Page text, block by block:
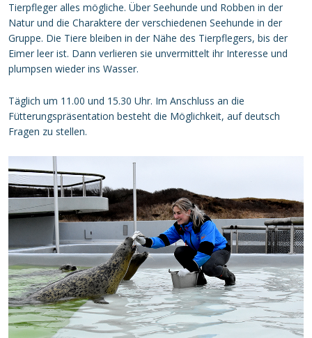
Tierpfleger alles mögliche. Über Seehunde und Robben in der
Natur und die Charaktere der verschiedenen Seehunde in der
Gruppe. Die Tiere bleiben in der Nähe des Tierpflegers, bis der
Eimer leer ist. Dann verlieren sie unvermittelt ihr Interesse und
plumpsen wieder ins Wasser.
Täglich um 11.00 und 15.30 Uhr. Im Anschluss an die
Fütterungspräsentation besteht die Möglichkeit, auf deutsch
Fragen zu stellen.